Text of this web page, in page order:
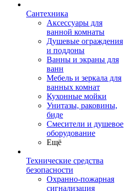
Сантехника
Аксессуары для
ванной комнаты
Душевые ограждения
и поддоны
Ванны и экраны для
ванн
Мебель и зеркала для
ванных комнат
Кухонные мойки
Унитазы, раковины,
биде
Смесители и душевое
оборудование
Ещё
Технические средства
безопасности
Охранно-пожарная
сигнализация